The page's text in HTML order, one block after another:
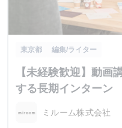
東京都 編集/ライター
【未経験歓迎】動画
する長期インターン
ミルーム株式会社